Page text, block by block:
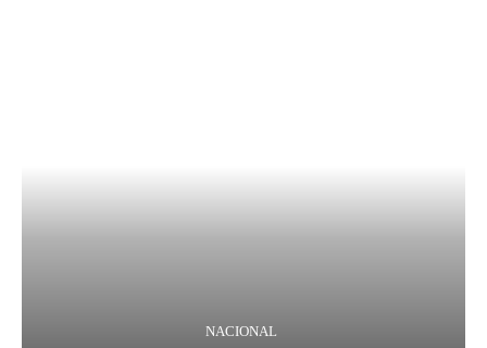
NACIONAL